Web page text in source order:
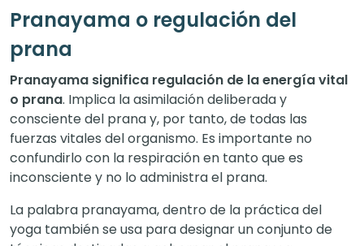
Pranayama o regulación del
prana
Pranayama significa regulación de la energía vital
o prana. Implica la asimilación deliberada y
consciente del prana y, por tanto, de todas las
fuerzas vitales del organismo. Es importante no
confundirlo con la respiración en tanto que es
inconsciente y no lo administra el prana.
La palabra pranayama, dentro de la práctica del
yoga también se usa para designar un conjunto de